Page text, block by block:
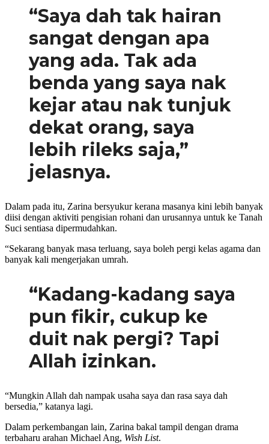
“Saya dah tak hairan
sangat dengan apa
yang ada. Tak ada
benda yang saya nak
kejar atau nak tunjuk
dekat orang, saya
lebih rileks saja,”
jelasnya.
Dalam pada itu, Zarina bersyukur kerana masanya kini lebih banyak
diisi dengan aktiviti pengisian rohani dan urusannya untuk ke Tanah
Suci sentiasa dipermudahkan.
“Sekarang banyak masa terluang, saya boleh pergi kelas agama dan
banyak kali mengerjakan umrah.
“Kadang-kadang saya
pun fikir, cukup ke
duit nak pergi? Tapi
Allah izinkan.
“Mungkin Allah dah nampak usaha saya dan rasa saya dah
bersedia,” katanya lagi.
Dalam perkembangan lain, Zarina bakal tampil dengan drama
terbaharu arahan Michael Ang, Wish List.